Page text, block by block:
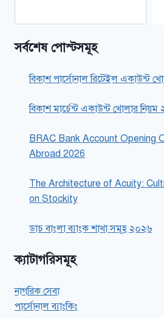
সর্বশেষ পোস্টসমূহ
বিকাশ পার্সোনাল রিটেইল একাউন্ট
বিকাশ মার্চেন্ট একাউন্ট খোলার
BRAC Bank Account Opening
Abroad 2026
The Architecture of Acuity:
on Stockity
ডাচ বাংলা ব্যাংক শাখা সমূহ ২০২৬
ক্যাটাগরিসমূহ
নাগরিক সেবা
পার্সোনাল ব্যাংকিং